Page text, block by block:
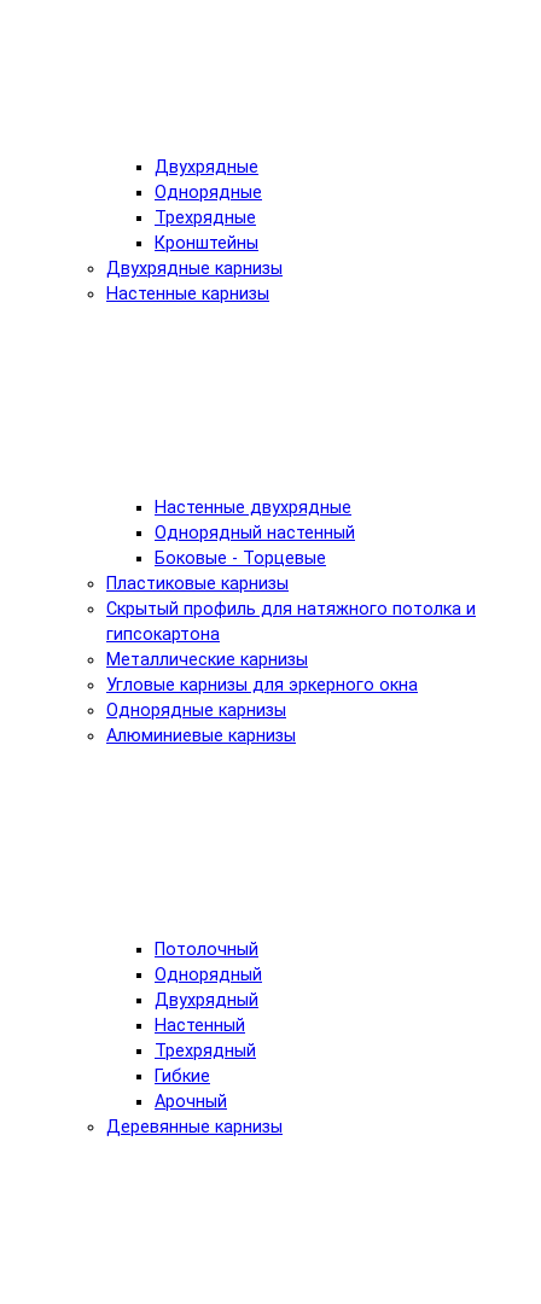
Двухрядные
Однорядные
Трехрядные
Кронштейны
Двухрядные карнизы
Настенные карнизы
Настенные двухрядные
Однорядный настенный
Боковые - Торцевые
Пластиковые карнизы
Скрытый профиль для натяжного потолка и
гипсокартона
Металлические карнизы
Угловые карнизы для эркерного окна
Однорядные карнизы
Алюминиевые карнизы
Потолочный
Однорядный
Двухрядный
Настенный
Трехрядный
Гибкие
Арочный
Деревянные карнизы